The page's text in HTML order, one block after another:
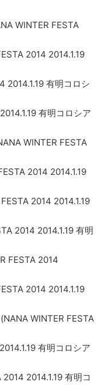
WINTER FESTA
2014 2014.1.19
2014.1.19 有明コロシ
有明コロシア
WINTER FESTA
2014 2014.1.19
2014 2014.1.19
2014 2014.1.19 有明
FESTA 2014
2014 2014.1.19
WINTER FESTA
有明コロシア
2014.1.19 有明コ